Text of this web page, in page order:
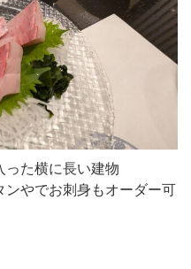
った横に長い建物
やでお刺身もオーダー可